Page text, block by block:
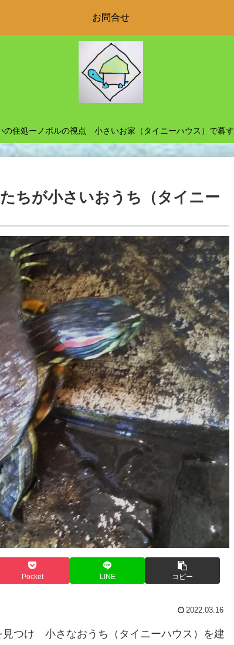
の住処ーノボルの視点 小さいお家（タイニーハウス）で暮す
お問合せ
ちが小さいおうち（タイニー
Pocket LINE コピー
2022.03.16
つけ 小さなおうち（タイニーハウス）を建